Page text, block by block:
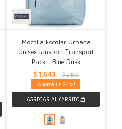
Mochila Escolar Urbana
Unisex Jansport Transport
Pack - Blue Dusk
$ 1.643 $ 2.190
24